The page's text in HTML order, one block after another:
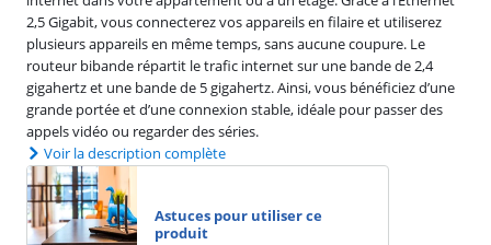
2,5 Gigabit, vous connecterez vos appareils en filaire et utiliserez
plusieurs appareils en même temps, sans aucune coupure. Le
routeur bibande répartit le trafic internet sur une bande de 2,4
gigahertz et une bande de 5 gigahertz. Ainsi, vous bénéficiez d’une
grande portée et d’une connexion stable, idéale pour passer des
appels vidéo ou regarder des séries.
Voir la description complète
Astuces pour utiliser ce
produit